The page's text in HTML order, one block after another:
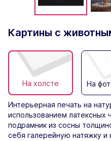
Картины с
На холсте На
Интерьерная печать на
использованием латексных
подрамник из сосны
себя галерейную натяжку и